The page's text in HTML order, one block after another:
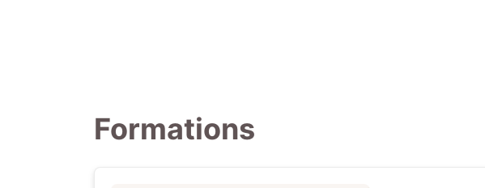
Formations